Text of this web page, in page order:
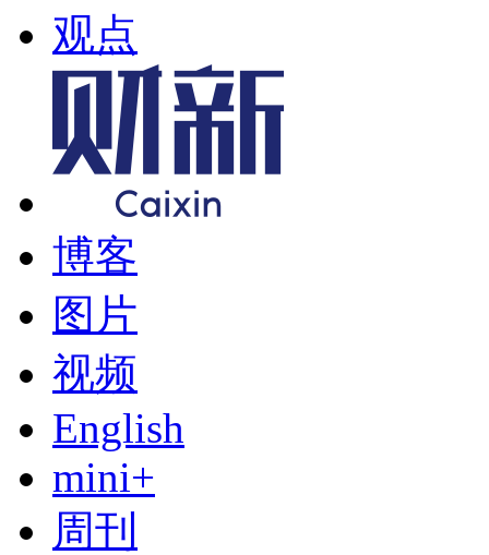
观点
博客
图片
视频
English
mini+
周刊